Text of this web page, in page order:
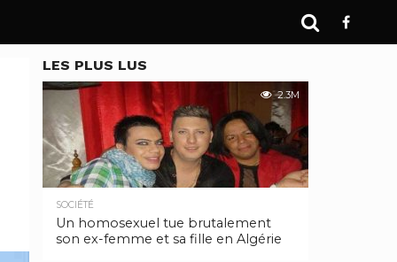
LES PLUS LUS
2.3M
SOCIÉTÉ
Un homosexuel tue brutalement
son ex-femme et sa fille en Algérie